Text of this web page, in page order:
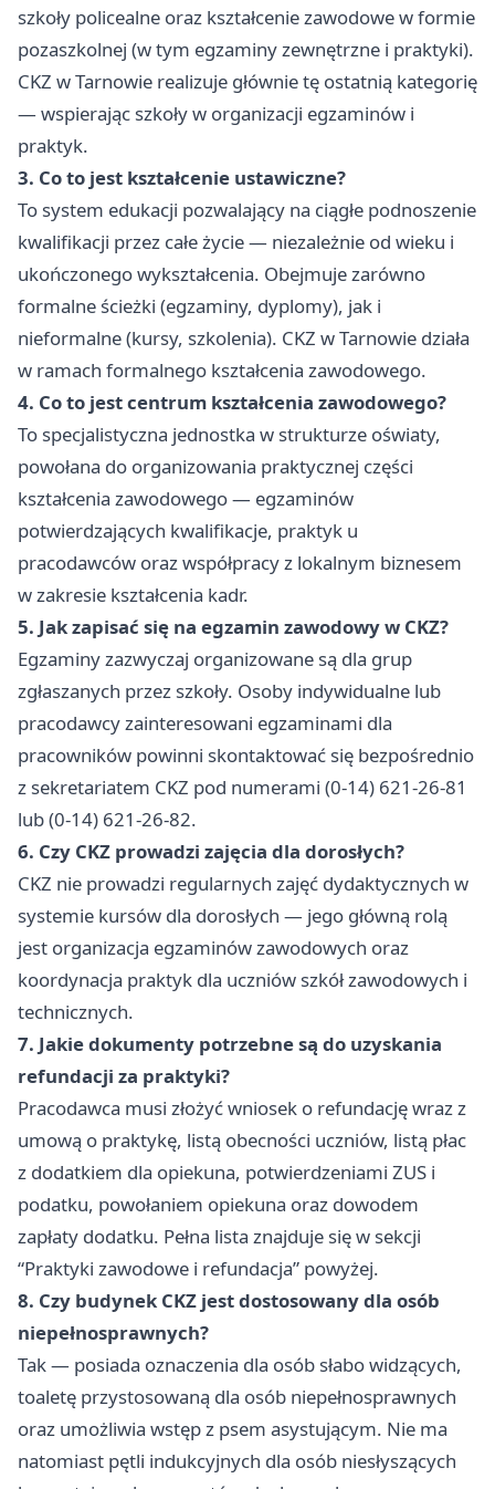
szkoły policealne oraz kształcenie zawodowe w formie
pozaszkolnej (w tym egzaminy zewnętrzne i praktyki).
CKZ w Tarnowie realizuje głównie tę ostatnią kategorię
— wspierając szkoły w organizacji egzaminów i
praktyk.
3. Co to jest kształcenie ustawiczne?
To system edukacji pozwalający na ciągłe podnoszenie
kwalifikacji przez całe życie — niezależnie od wieku i
ukończonego wykształcenia. Obejmuje zarówno
formalne ścieżki (egzaminy, dyplomy), jak i
nieformalne (kursy, szkolenia). CKZ w Tarnowie działa
w ramach formalnego kształcenia zawodowego.
4. Co to jest centrum kształcenia zawodowego?
To specjalistyczna jednostka w strukturze oświaty,
powołana do organizowania praktycznej części
kształcenia zawodowego — egzaminów
potwierdzających kwalifikacje, praktyk u
pracodawców oraz współpracy z lokalnym biznesem
w zakresie kształcenia kadr.
5. Jak zapisać się na egzamin zawodowy w CKZ?
Egzaminy zazwyczaj organizowane są dla grup
zgłaszanych przez szkoły. Osoby indywidualne lub
pracodawcy zainteresowani egzaminami dla
pracowników powinni skontaktować się bezpośrednio
z sekretariatem CKZ pod numerami (0-14) 621-26-81
lub (0-14) 621-26-82.
6. Czy CKZ prowadzi zajęcia dla dorosłych?
CKZ nie prowadzi regularnych zajęć dydaktycznych w
systemie kursów dla dorosłych — jego główną rolą
jest organizacja egzaminów zawodowych oraz
koordynacja praktyk dla uczniów szkół zawodowych i
technicznych.
7. Jakie dokumenty potrzebne są do uzyskania
refundacji za praktyki?
Pracodawca musi złożyć wniosek o refundację wraz z
umową o praktykę, listą obecności uczniów, listą płac
z dodatkiem dla opiekuna, potwierdzeniami ZUS i
podatku, powołaniem opiekuna oraz dowodem
zapłaty dodatku. Pełna lista znajduje się w sekcji
“Praktyki zawodowe i refundacja” powyżej.
8. Czy budynek CKZ jest dostosowany dla osób
niepełnosprawnych?
Tak — posiada oznaczenia dla osób słabo widzących,
toaletę przystosowaną dla osób niepełnosprawnych
oraz umożliwia wstęp z psem asystującym. Nie ma
natomiast pętli indukcyjnych dla osób niesłyszących